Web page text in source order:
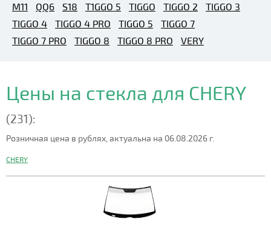
M11
QQ6 S18 T1GGO 5 TIGGO TIGGO 2
TIGGO 3
TIGGO 4
TIGGO 4 PRO TIGGO 5
TIGGO 7
TIGGO 7 PRO
TIGGO 8 TIGGO 8 PRO VERY
Цены на стекла для CHERY
(231):
Розничная цена в рублях, актуальна на 06.08.2026 г.
CHERY